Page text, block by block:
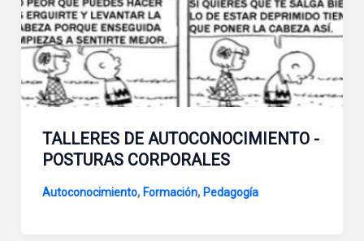
TALLERES DE AUTOCONOCIMIENTO -
POSTURAS CORPORALES
Autoconocimiento, Formación, Pedagogía